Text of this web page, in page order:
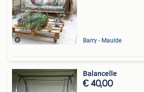
Barry - Maulde
Balancelle
€ 40,00